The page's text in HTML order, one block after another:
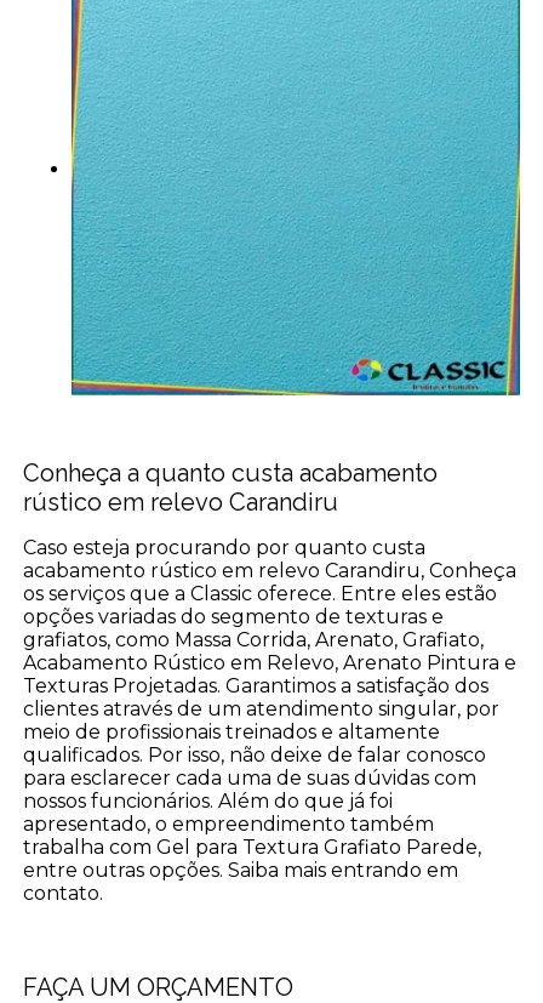
Conheça a quanto custa acabamento
rústico em relevo Carandiru
Caso esteja procurando por quanto custa
acabamento rústico em relevo Carandiru, Conheça
os serviços que a Classic oferece. Entre eles estão
opções variadas do segmento de texturas e
grafiatos, como Massa Corrida, Arenato, Grafiato,
Acabamento Rústico em Relevo, Arenato Pintura e
Texturas Projetadas. Garantimos a satisfação dos
clientes através de um atendimento singular, por
meio de profissionais treinados e altamente
qualificados. Por isso, não deixe de falar conosco
para esclarecer cada uma de suas dúvidas com
nossos funcionários. Além do que já foi
apresentado, o empreendimento também
trabalha com Gel para Textura Grafiato Parede,
entre outras opções. Saiba mais entrando em
contato.
FAÇA UM ORÇAMENTO